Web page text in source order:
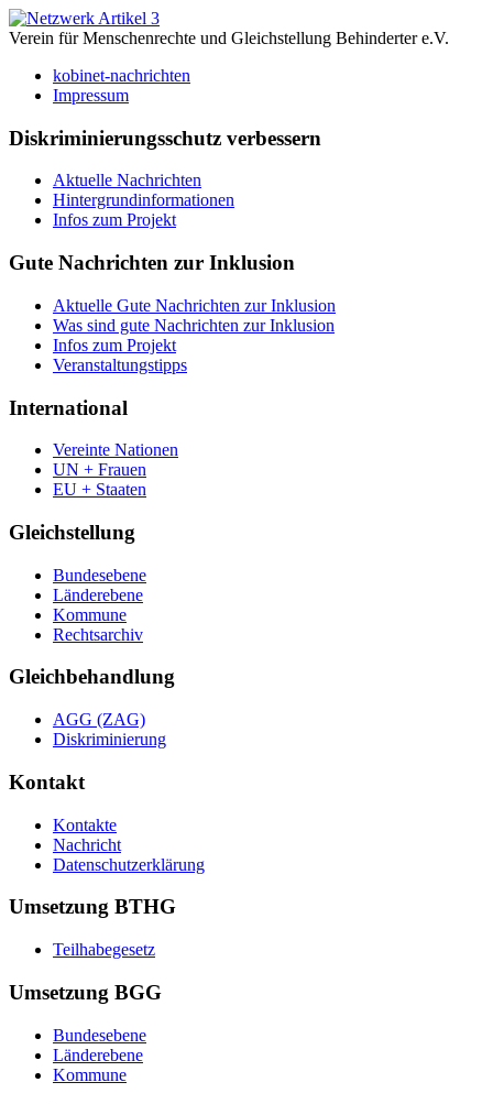
Verein für Menschenrechte und Gleichstellung Behinderter e.V.
kobinet-nachrichten
Impressum
Diskriminierungsschutz verbessern
Aktuelle Nachrichten
Hintergrundinformationen
Infos zum Projekt
Gute Nachrichten zur Inklusion
Aktuelle Gute Nachrichten zur Inklusion
Was sind gute Nachrichten zur Inklusion
Infos zum Projekt
Veranstaltungstipps
International
Vereinte Nationen
UN + Frauen
EU + Staaten
Gleichstellung
Bundesebene
Länderebene
Kommune
Rechtsarchiv
Gleichbehandlung
AGG (ZAG)
Diskriminierung
Kontakt
Kontakte
Nachricht
Datenschutzerklärung
Umsetzung BTHG
Teilhabegesetz
Umsetzung BGG
Bundesebene
Länderebene
Kommune